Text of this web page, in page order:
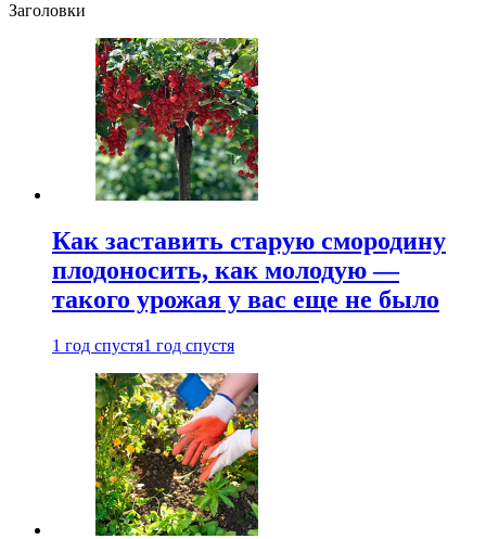
Заголовки
Как заставить старую смородину
плодоносить, как молодую —
такого урожая у вас еще не было
1 год спустя1 год спустя